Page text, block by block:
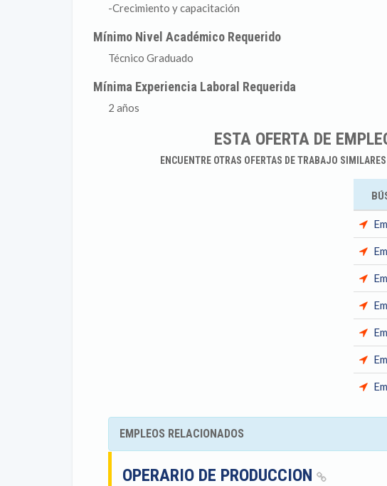
-Crecimiento y capacitación
Mínimo Nivel Académico Requerido
Técnico Graduado
Mínima Experiencia Laboral Requerida
2 años
ESTA OFERTA DE
ENCUENTRE OTRAS OFERTAS DE TRABAJO
EMPLEOS RELACIONADOS
OPERARIO DE PRODUCCION